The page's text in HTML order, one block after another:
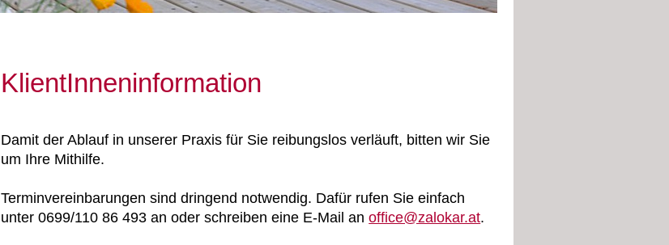
KlientInneninformation
Damit der Ablauf in unserer Praxis für Sie reibungslos verläuft, bitten wir Sie
um Ihre Mithilfe.
Terminvereinbarungen sind dringend notwendig. Dafür rufen Sie einfach
unter 0699/110 86 493 an oder schreiben eine E-Mail anoffice@zalokar.at.